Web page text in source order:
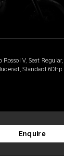
IV, Seat Regular,
Standard 60hp
Enquire